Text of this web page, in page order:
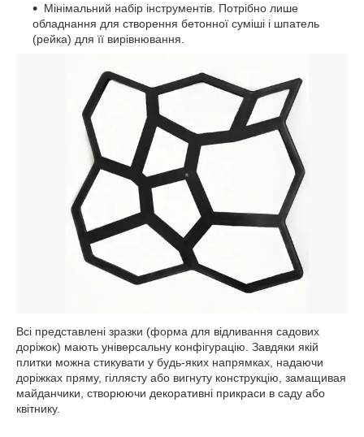
Мінімальний набір інструментів. Потрібно лише
обладнання для створення бетонної суміші і шпатель
(рейка) для її вирівнювання.
Всі представлені зразки (форма для відливання садових
доріжок) мають універсальну конфігурацію. Завдяки якій
плитки можна стикувати у будь-яких напрямках, надаючи
доріжках пряму, гіллясту або вигнуту конструкцію, замащивая
майданчики, створюючи декоративні прикраси в саду або
квітнику.